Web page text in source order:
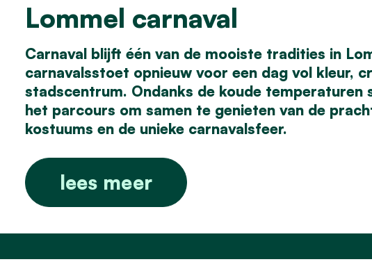
Lommel carnaval
Carnaval blijft één van de mooiste tradities in
carnavalsstoet opnieuw voor een dag vol kleur,
stadscentrum. Ondanks de koude temperaturen
het parcours om samen te genieten van de
kostuums en de unieke carnavalsfeer.
lees meer